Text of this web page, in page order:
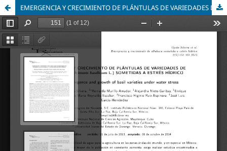
EMERGENCIA Y CRECIMIENTO DE PLÁNTULAS DE VARIEDADES DE ALBAHACA (Ocimum basilicum L.) SOMETIDAS A ESTRÉS HÍDRICO